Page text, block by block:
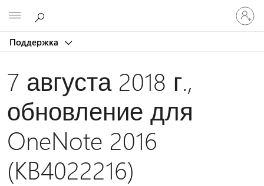
Поддержка
7 августа 2018 г.,
обновление для
OneNote 2016
(KB4022216)